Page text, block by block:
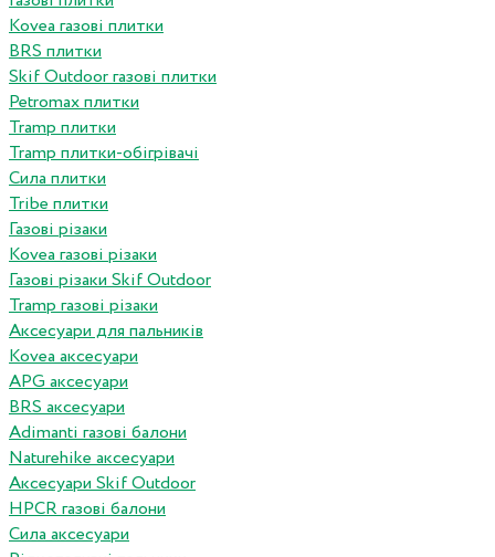
Kovea газові плитки
BRS плитки
Skif Outdoor газові плитки
Petromax плитки
Tramp плитки
Tramp плитки-обігрівачі
Сила плитки
Tribe плитки
Газові різаки
Kovea газові різаки
Газові різаки Skif Outdoor
Tramp газові різаки
Аксесуари для пальників
Kovea аксесуари
APG аксесуари
BRS аксесуари
Adimanti газові балони
Naturehike аксесуари
Аксесуари Skif Outdoor
HPCR газові балони
Сила аксесуари